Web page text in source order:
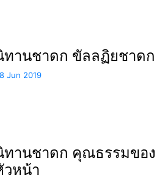
ทานชาดก ขัลลฏิยชาดก
Jun 2019
ทานชาดก คุณธรรมของ
วหน้า